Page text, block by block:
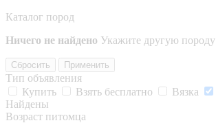
Каталог пород
Ничего не найдено Укажите другую породу
Сбросить Применить
Тип объявления
Купить
Взять бесплатно Вязка
Найдены
Возраст питомца